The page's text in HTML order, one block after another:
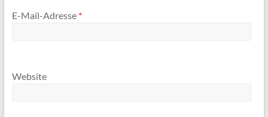
E-Mail-Adresse *
Website